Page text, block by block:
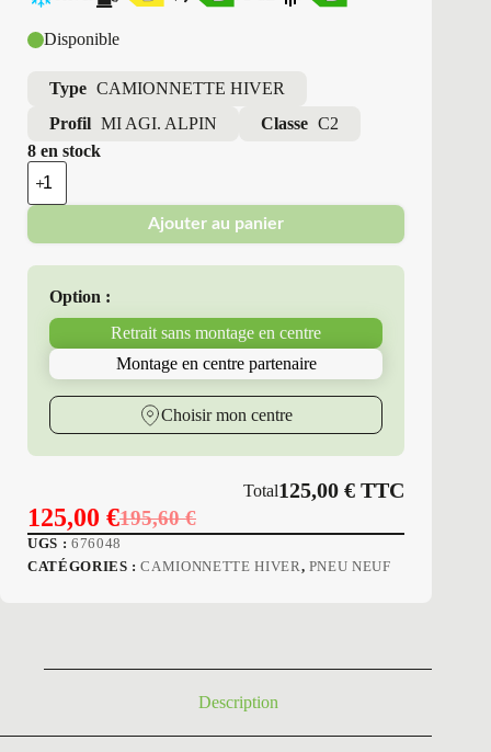
Disponible
Type CAMIONNETTE HIVER
Profil MI AGI. ALPIN Classe C2
8 en stock
quantité
de
Michelin
Pneus
Neufs
195/70R15
104/102
AGI.
ALPIN
Ajouter au panier
Option :
Retrait sans montage en centre
Montage en centre partenaire
Choisir mon centre
Total125,00€ TTC
195,60€
Le
prix
125,00 €
Le
prix
UGS : 676048
CATÉGORIES :CAMIONNETTE HIVER, PNEU NEUF
Description